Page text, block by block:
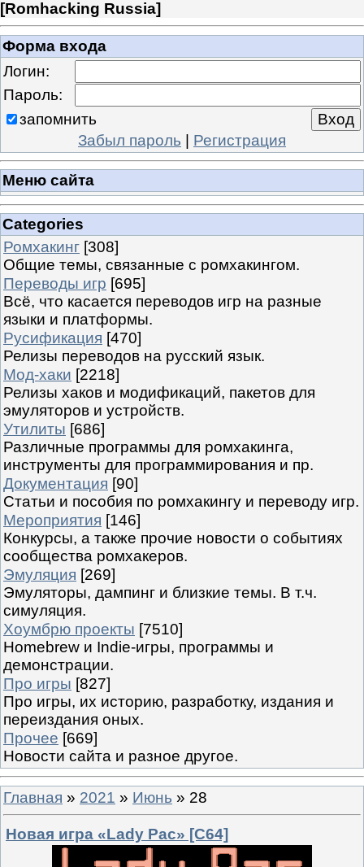
[Romhacking Russia]
Форма входа
Логин:
Пароль:
запомнить
Забыл пароль | Регистрация
Меню сайта
Categories
Ромхакинг [308]
Общие темы, связанные с ромхакингом.
Переводы игр [695]
Всё, что касается переводов игр на разные
языки и платформы.
Русификация [470]
Релизы переводов на русский язык.
Мод-хаки [2218]
Релизы хаков и модификаций, пакетов для
эмуляторов и устройств.
Утилиты [686]
Различные программы для ромхакинга,
инструменты для программирования и пр.
Документация [90]
Статьи и пособия по ромхакингу и переводу игр.
Мероприятия [146]
Конкурсы, а также прочие новости о событиях
сообщества ромхакеров.
Эмуляция [269]
Эмуляторы, дампинг и близкие темы. В т.ч.
симуляция.
Хоумбрю проекты [7510]
Homebrew и Indie-игры, программы и
демонстрации.
Про игры [827]
Про игры, их историю, разработку, издания и
переиздания оных.
Прочее [669]
Новости сайта и разное другое.
Главная » 2021 » Июнь » 28
Новая игра «Lady Pac» [C64]